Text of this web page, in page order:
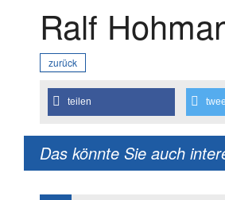
Ralf
zurück
teilen
Das könnte Sie auch